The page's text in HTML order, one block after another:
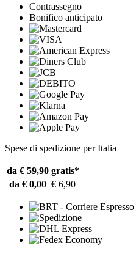
Contrassegno
Bonifico anticipato
Spese di spedizione per Italia
da € 59,90 gratis*
da € 0,00 € 6,90